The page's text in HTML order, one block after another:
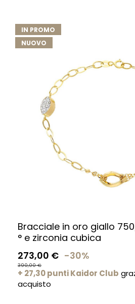
IN PROMO
NUOVO
Bracciale in oro giallo
° e zirconia cubica
273,00 € -30%
390,00 €
+ 27,30 punti Kaidor Club
acquisto